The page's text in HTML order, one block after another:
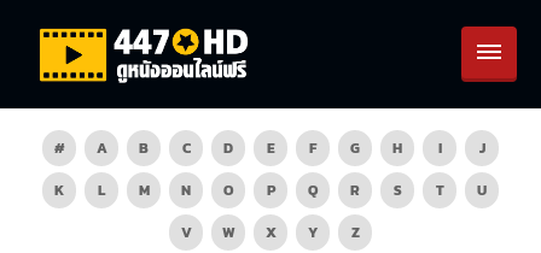
# A B C D E F G H I
J
K
L M N O P Q R S T
U
V
W X Y Z